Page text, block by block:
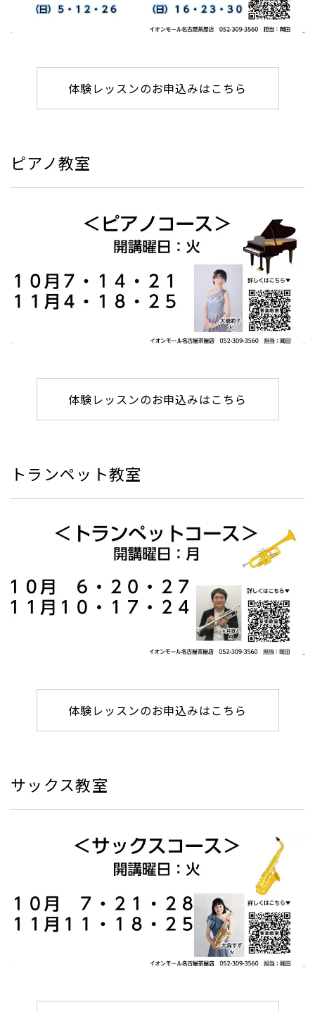
体験レッスンのお申込みはこちら
ピアノ教室
体験レッスンのお申込みはこちら
トランペット教室
体験レッスンのお申込みはこちら
サックス教室